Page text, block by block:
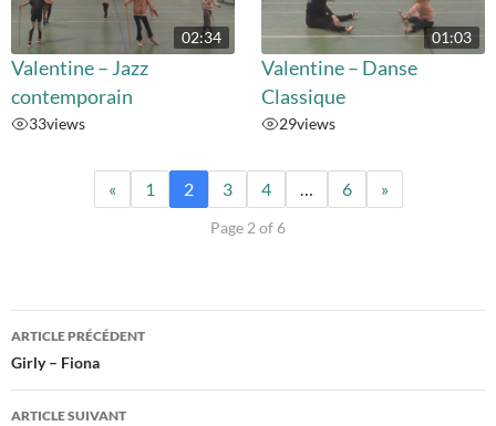
02:34
Valentine – Jazz
contemporain
33views
01:03
Valentine – Danse
Classique
29views
« 1 2 3 4 … 6 »
Page 2 of 6
Navigation
des
articles
ARTICLE PRÉCÉDENT
Girly – Fiona
ARTICLE SUIVANT